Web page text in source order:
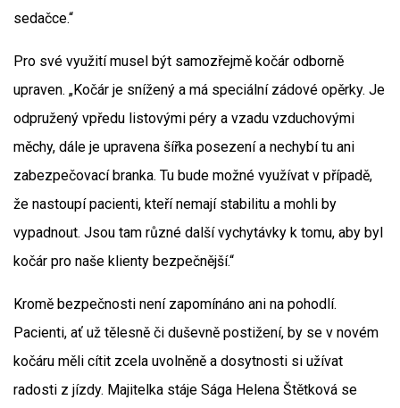
sedačce.“
Pro své využití musel být samozřejmě kočár odborně
upraven. „Kočár je snížený a má speciální zádové opěrky. Je
odpružený vpředu listovými péry a vzadu vzduchovými
měchy, dále je upravena šířka posezení a nechybí tu ani
zabezpečovací branka. Tu bude možné využívat v případě,
že nastoupí pacienti, kteří nemají stabilitu a mohli by
vypadnout. Jsou tam různé další vychytávky k tomu, aby byl
kočár pro naše klienty bezpečnější.“
Kromě bezpečnosti není zapomínáno ani na pohodlí.
Pacienti, ať už tělesně či duševně postižení, by se v novém
kočáru měli cítit zcela uvolněně a dosytnosti si užívat
radosti z jízdy. Majitelka stáje Sága Helena Štětková se